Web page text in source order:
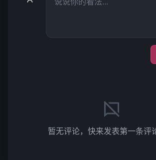
暂无评论，快来发表第一条评